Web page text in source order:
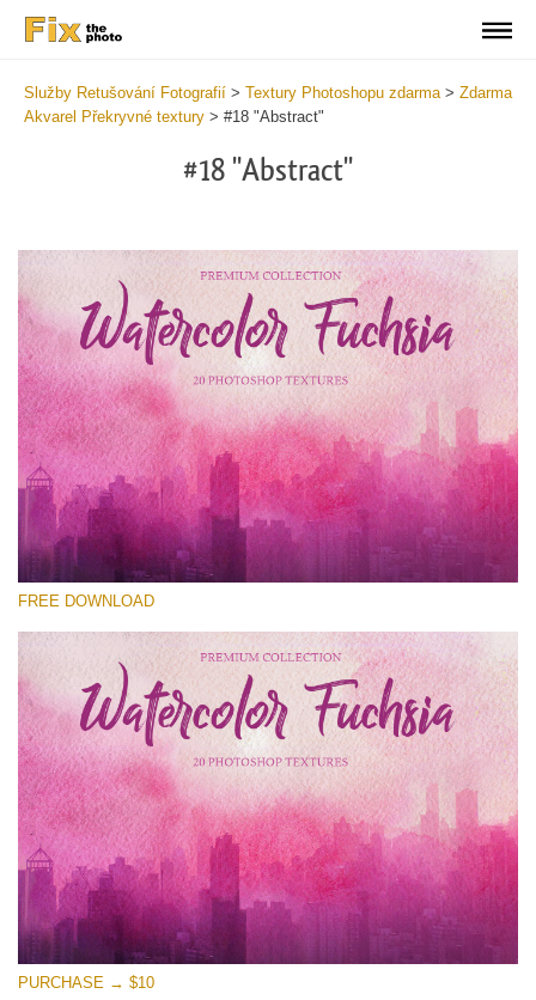
Služby Retušování Fotografií > Textury Photoshopu zdarma> Zdarma
Akvarel Překryvné textury > #18 "Abstract"
#18 "Abstract"
Prosím vyberte
Small 800*533px
Watercolor Fuchsia
(20 Textures)
Large 6000*4000px
Entire Collection
(1783 Overlays)
Large 6000*4000px
Stažení zdarma
FREE DOWNLOAD
PURCHASE → $10